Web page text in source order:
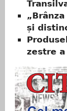
și
zestre